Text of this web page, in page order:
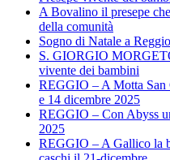
A Bovalino il presepe
della comunità
Sogno di Natale a
S. GIORGIO
vivente dei bambini
REGGIO – A Motta
e 14 dicembre 2025
REGGIO – Con Abyss
2025
REGGIO – A Gallico la